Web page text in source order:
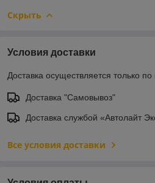
Скрыть
Условия доставки
Доставка осуществляется только по
Доставка "Самовывоз"
Доставка службой «Автолайт
Все условия доставки